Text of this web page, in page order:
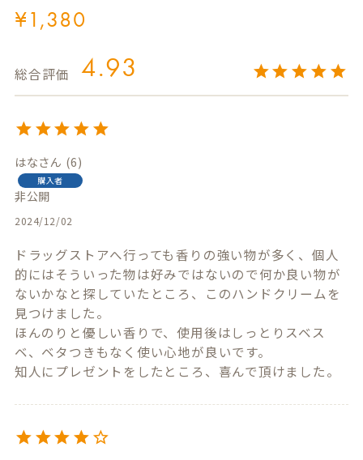
¥1,380
4.93
はな 6
購入者
非公開
2024/12/02
ドラッグストアへ行っても香りの強い物が多く、個人
的にはそういった物は好みではないので何か良い物が
ないかなと探していたところ、このハンドクリームを
見つけました。
ほんのりと優しい香りで、使用後はしっとりスベス
ベ、ベタつきもなく使い心地が良いです。
知人にプレゼントをしたところ、喜んで頂けました。